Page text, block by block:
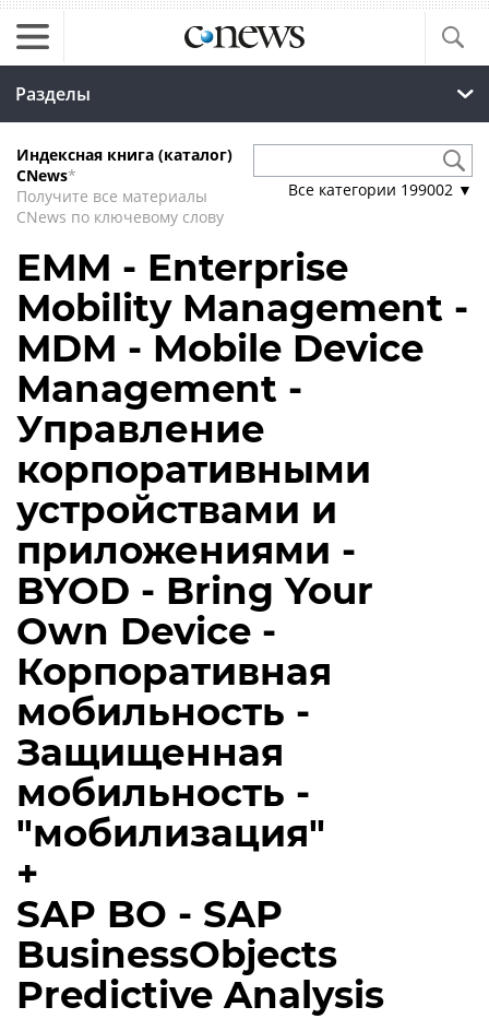
Разделы
Индексная книга (каталог)
CNews*
Получите все материалы
CNews по ключевому слову
Все категории 199002 ▼
EMM - Enterprise
Mobility Management -
MDM - Mobile Device
Management -
Управление
корпоративными
устройствами и
приложениями -
BYOD - Bring Your
Own Device -
Корпоративная
мобильность -
Защищенная
мобильность -
"мобилизация"
+
SAP BO - SAP
BusinessObjects
Predictive Analysis